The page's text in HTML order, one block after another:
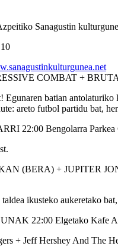
Sanagustin
Egunaren batian antolaturiko
areto futbol partidu bat,
22:00 Bengolarra Parkea
(BERA) + JUPITER
ikusteko aukeretako
22:00 Elgetako Kafe
+ Jeff Hershey And The